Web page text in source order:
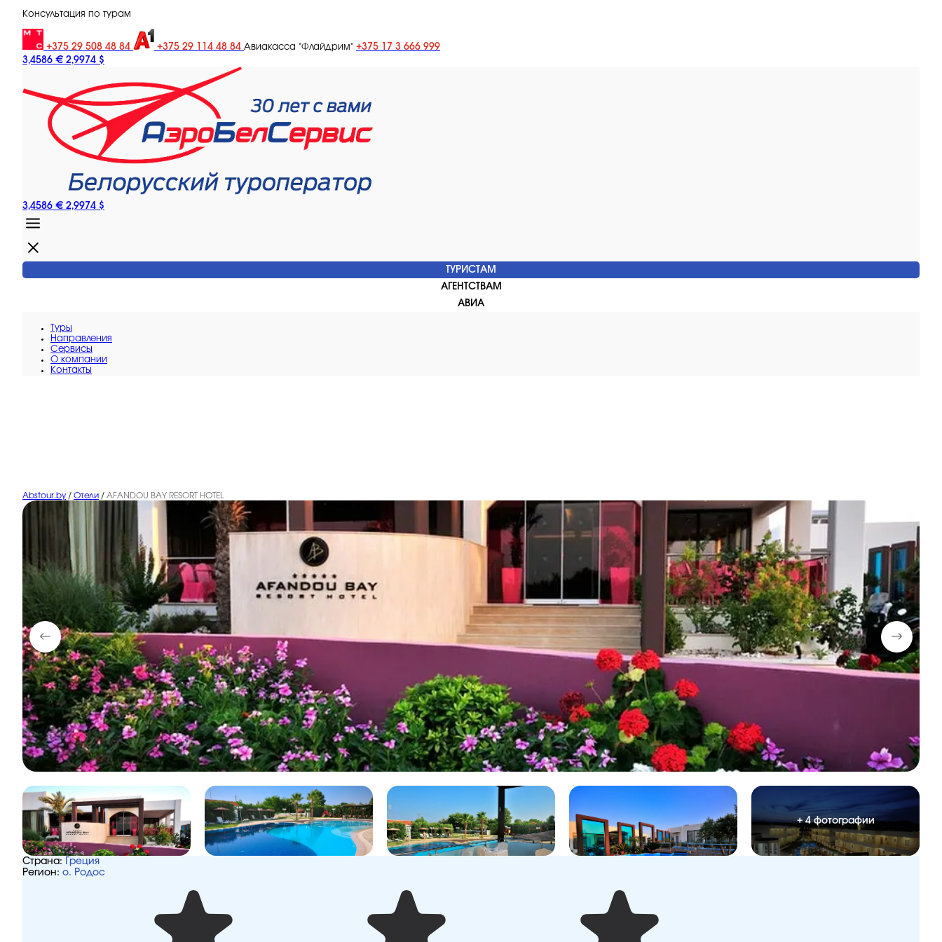
Консультация по турам
+375 29 508 48 84 +375 29 114 48 84 Авиакасса "Флайдрим" +375 17 3 666 999
3,4586 € 2,9974 $
3,4586 € 2,9974 $
ТУРИСТАМ
АГЕНТСТВАМ
АВИА
Туры
Направления
Сервисы
O компании
Контакты
Abstour.by / Отели / AFANDOU BAY RESORT HOTEL
+ 4 фотографии
Страна:
Греция
Регион: о. Родос